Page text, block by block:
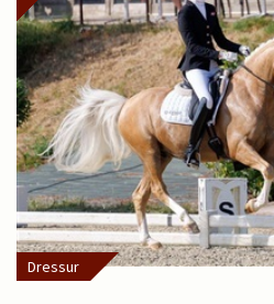
Dressur